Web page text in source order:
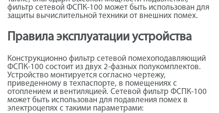
фильтр сетевой ФСПК-100 может быть использован для
защиты вычислительной техники от внешних помех.
Правила эксплуатации устройства
Конструкционно фильтр сетевой помехоподавляющий
ФСПК-100 состоит из двух 2-фазных полукомплектов.
Устройство монтируется согласно чертежу,
приведенному в техпаспорте, в помещениях с
отоплением и вентиляцией. Сетевой фильтр ФСПК-100
может быть использован для подавления помех в
электроцепях с такими параметрами: